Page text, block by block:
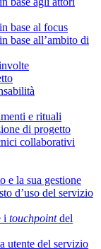
base al focus
base all’ambito di
e rituali
di progetto
collaborativi
e la sua gestione
d’uso del servizio
i touchpointdel
utente del servizio